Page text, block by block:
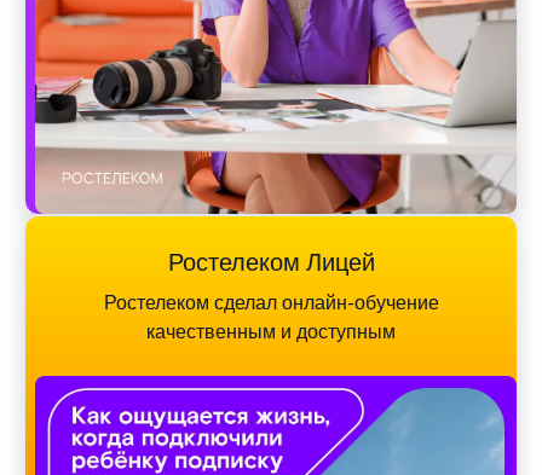
Ростелеком Лицей
Ростелеком сделал онлайн-обучение
качественным и доступным